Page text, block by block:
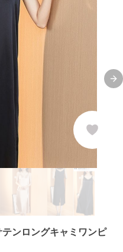
ンロングキャミワンピ